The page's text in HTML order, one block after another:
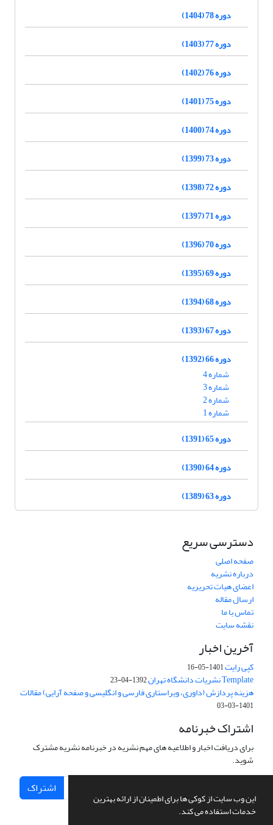
این وب سایت از کوکی ها برای اطمینان از ارائه بهترین
خدمات استفاده می کند.
دوره 78 (1404)
دوره 77 (1403)
دوره 76 (1402)
دوره 75 (1401)
دوره 74 (1400)
دوره 73 (1399)
دوره 72 (1398)
دوره 71 (1397)
دوره 70 (1396)
دوره 69 (1395)
دوره 68 (1394)
دوره 67 (1393)
دوره 66 (1392)
شماره 4
شماره 3
شماره 2
شماره 1
دوره 65 (1391)
دوره 64 (1390)
دوره 63 (1389)
دسترسی سریع
صفحه اصلی
درباره نشریه
اعضای هیات تحریریه
ارسال مقاله
تماس با ما
نقشه سایت
آخرین اخبار
کپی رایت1401-05-16
Template نشریات دانشگاه تهران 1392-04-23
هزینه پردازش (داوری، ویراستاری فارسی و انگلیسی و صفحه آرایی) مقالات
1401-03-03
اشتراک خبرنامه
برای دریافت اخبار و اطلاعیه های مهم نشریه در خبرنامه نشریه مشترک
شوید.
اشتراک